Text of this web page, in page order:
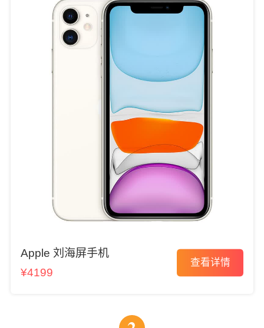
Apple 刘海屏手机
¥4199
查看详情